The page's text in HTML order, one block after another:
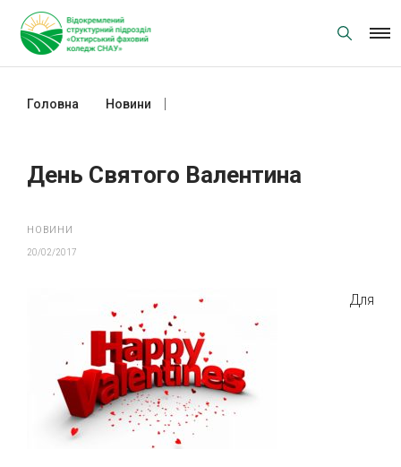
content
Головна Новини
День Святого Валентина
НОВИНИ
20/02/2017
Для